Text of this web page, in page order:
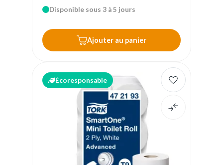
Disponible sous 3 à 5 jours
Ajouter au panier
Écoresponsable